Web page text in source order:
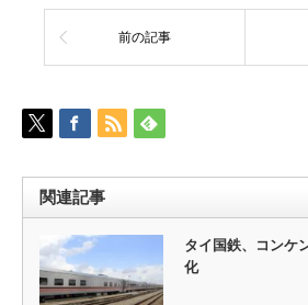
前の記事
関連記事
タイ国鉄、コンケ
化